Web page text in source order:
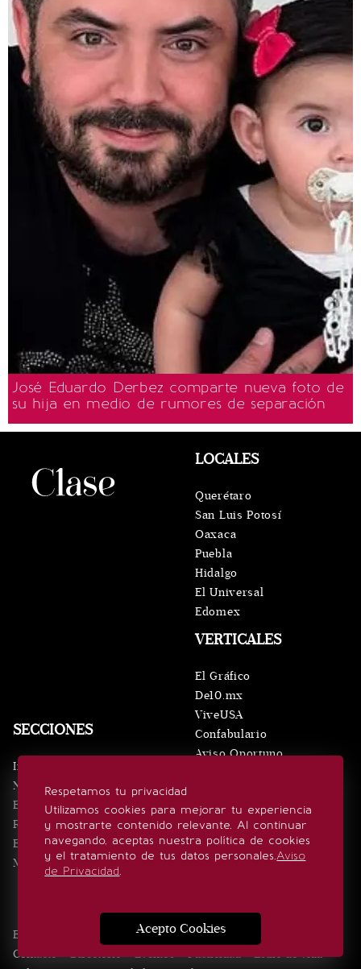
José Eduardo Derbez comparte nueva foto de
su hija en medio de rumores de separación
Respetamos tu privacidad
Utilizamos cookies para mejorar tu experiencia
y mostrarte contenido relevante. Al continuar
navegando, aceptas nuestra política de cookies
y el tratamiento de tus datos personales.Aviso
de Privacidad.
Acepto Cookies
SECCIONES
Inicio
Noticias
Eventos
Realeza
Estilo de vida
Minuto x Minuto
VERTICALES
El Gráfico
De10.mx
ViveUSA
Confabulario
Aviso Oportuno
LOCALES
Querétaro
San Luis Potosí
Oaxaca
Puebla
Hidalgo
El Universal
Edomex
SÍGUENOS
Edición Impresa Noticias Quiénes somos
Contacto
Directorio Eventos Publicidad
Estilo de vida